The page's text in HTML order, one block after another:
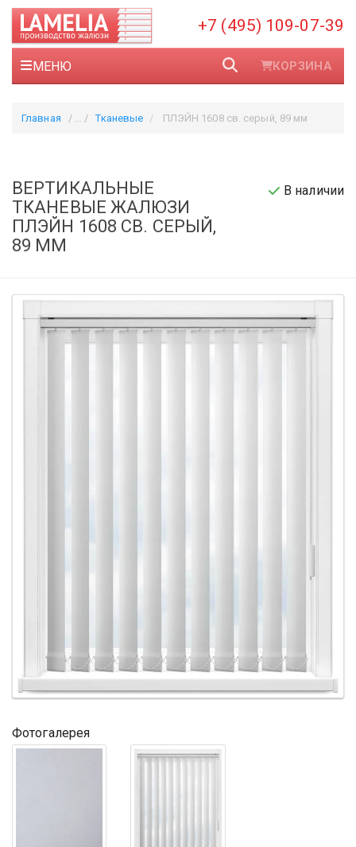
+7 (495) 109-07-39
МЕНЮ КОРЗИНА
Главная Тканевые ПЛЭЙН 1608 св. серый, 89 мм
ВЕРТИКАЛЬНЫЕ
ТКАНЕВЫЕ ЖАЛЮЗИ
ПЛЭЙН 1608 СВ. СЕРЫЙ,
89 ММ
В наличии
Фотогалерея